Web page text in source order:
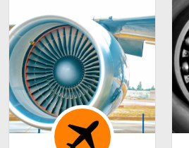
Calettamento a
caldo